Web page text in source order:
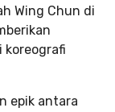
Wing Chun di
koreografi
epik antara